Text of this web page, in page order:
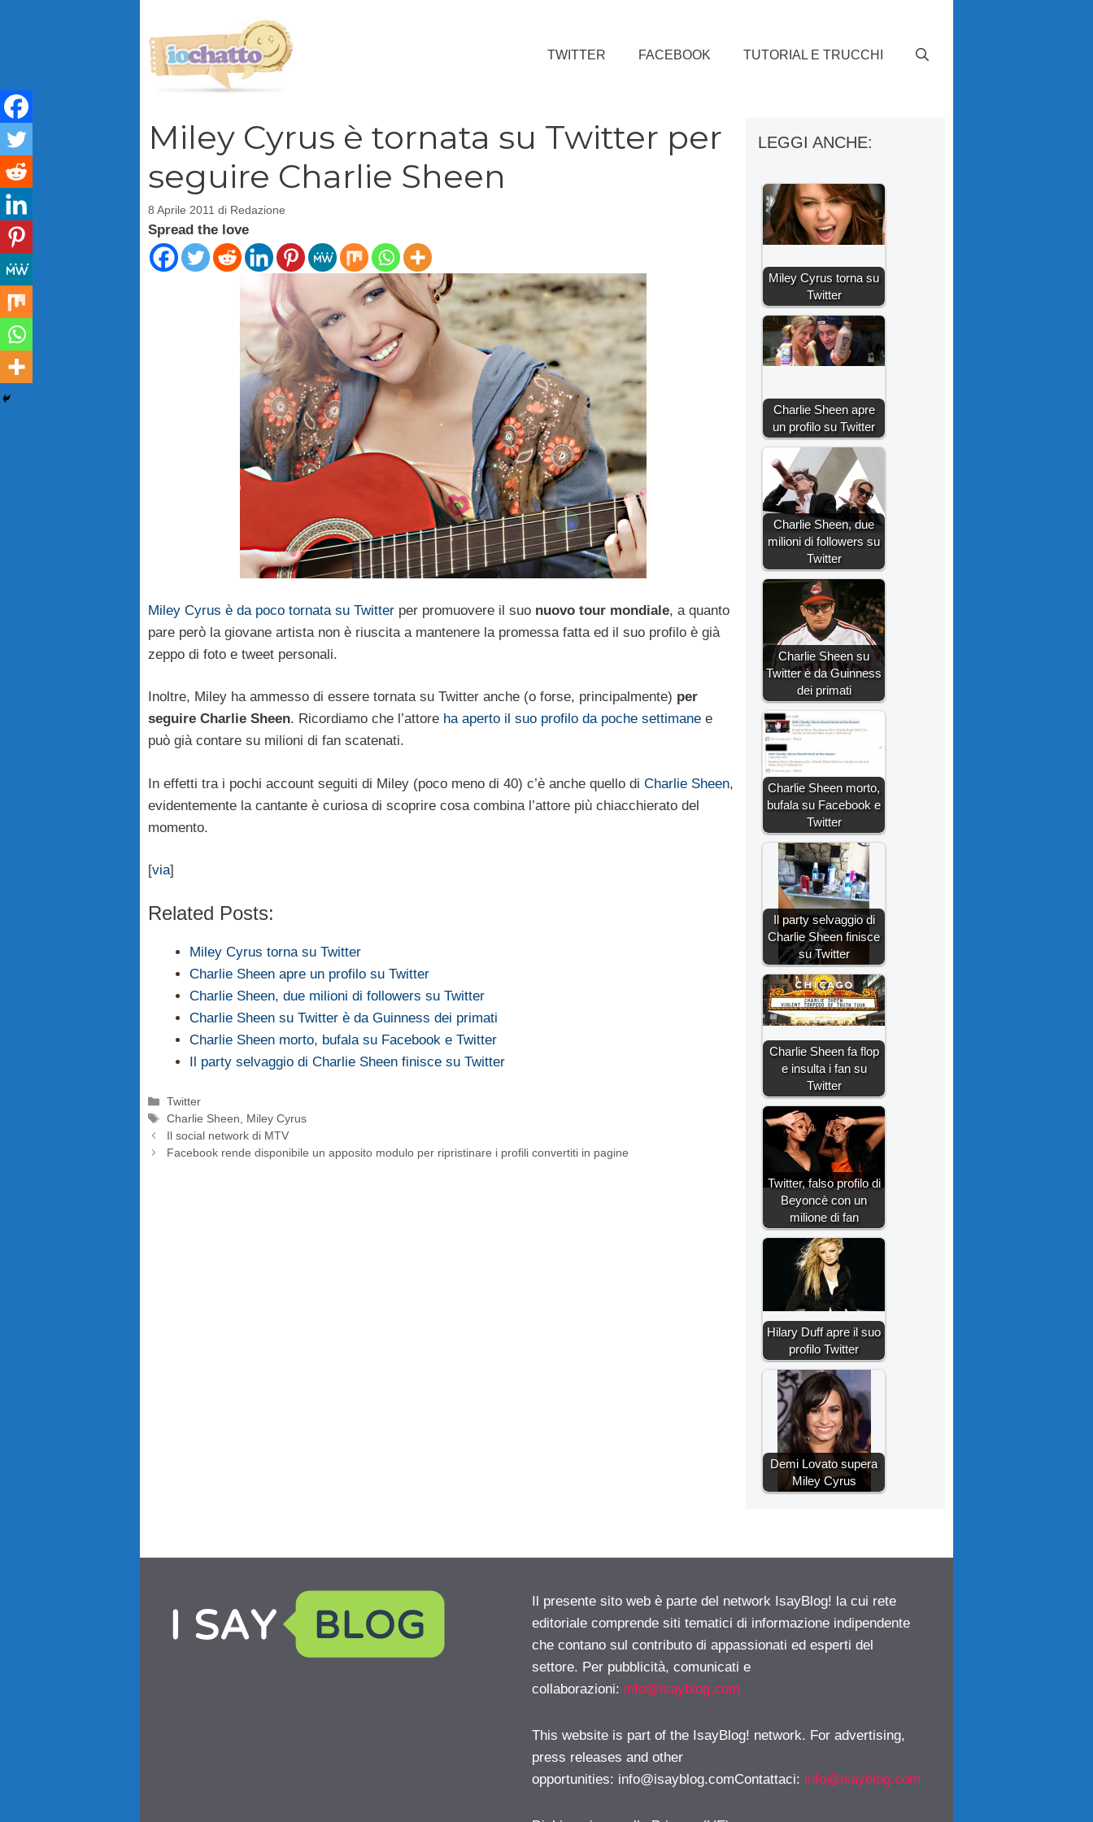
TWITTER FACEBOOK TUTORIAL E TRUCCHI
Miley Cyrus è tornata su Twitter per
seguire Charlie Sheen
8 Aprile 2011 di Redazione
Spread the love
Miley Cyrus è da poco tornata su Twitter per promuovere il suo nuovo tour mondiale, a quanto
pare però la giovane artista non è riuscita a mantenere la promessa fatta ed il suo profilo è già
zeppo di foto e tweet personali.
Inoltre, Miley ha ammesso di essere tornata su Twitter anche (o forse, principalmente) per
seguire Charlie Sheen. Ricordiamo che l’attore ha aperto il suo profilo da poche settimane e
può già contare su milioni di fan scatenati.
In effetti tra i pochi account seguiti di Miley (poco meno di 40) c’è anche quello di Charlie Sheen,
evidentemente la cantante è curiosa di scoprire cosa combina l’attore più chiacchierato del
momento.
[via]
Related Posts:
Miley Cyrus torna su Twitter
Charlie Sheen apre un profilo su Twitter
Charlie Sheen, due milioni di followers su Twitter
Charlie Sheen su Twitter è da Guinness dei primati
Charlie Sheen morto, bufala su Facebook e Twitter
Il party selvaggio di Charlie Sheen finisce su Twitter
Categorie
Twitter
Tag
Charlie Sheen, Miley Cyrus
Il social network di MTV
Facebook rende disponibile un apposito modulo per ripristinare i profili convertiti in pagine
LEGGI ANCHE:
Miley Cyrus torna su
Twitter
Charlie Sheen apre
un profilo su Twitter
Charlie Sheen, due
milioni di followers su
Twitter
Charlie Sheen su
Twitter è da Guinness
dei primati
Charlie Sheen morto,
bufala su Facebook e
Twitter
Il party selvaggio di
Charlie Sheen finisce
su Twitter
Charlie Sheen fa flop
e insulta i fan su
Twitter
Twitter, falso profilo di
Beyoncè con un
milione di fan
Hilary Duff apre il suo
profilo Twitter
Demi Lovato supera
Miley Cyrus
Il presente sito web è parte del network IsayBlog! la cui rete
editoriale comprende siti tematici di informazione indipendente
che contano sul contributo di appassionati ed esperti del
settore. Per pubblicità, comunicati e
collaborazioni: info@isayblog.com
This website is part of the IsayBlog! network. For advertising,
press releases and other
opportunities: info@isayblog.comContattaci: info@isayblog.com